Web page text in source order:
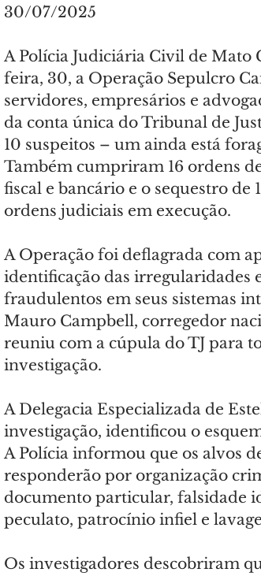
30/07/2025
A Polícia Judiciária Civil de Mato
feira, 30, a Operação Sepulcro
servidores, empresários e
da conta única do Tribunal de
10 suspeitos – um ainda está
Também cumpriram 16 ordens
fiscal e bancário e o sequestro de
ordens judiciais em execução.
A Operação foi deflagrada com
identificação das irregularidades
fraudulentos em seus sistemas
Mauro Campbell, corregedor
reuniu com a cúpula do TJ para
investigação.
A Delegacia Especializada de
investigação, identificou o
A Polícia informou que os alvos
responderão por organização
documento particular, falsidade
peculato, patrocínio infiel e
Os investigadores descobriram